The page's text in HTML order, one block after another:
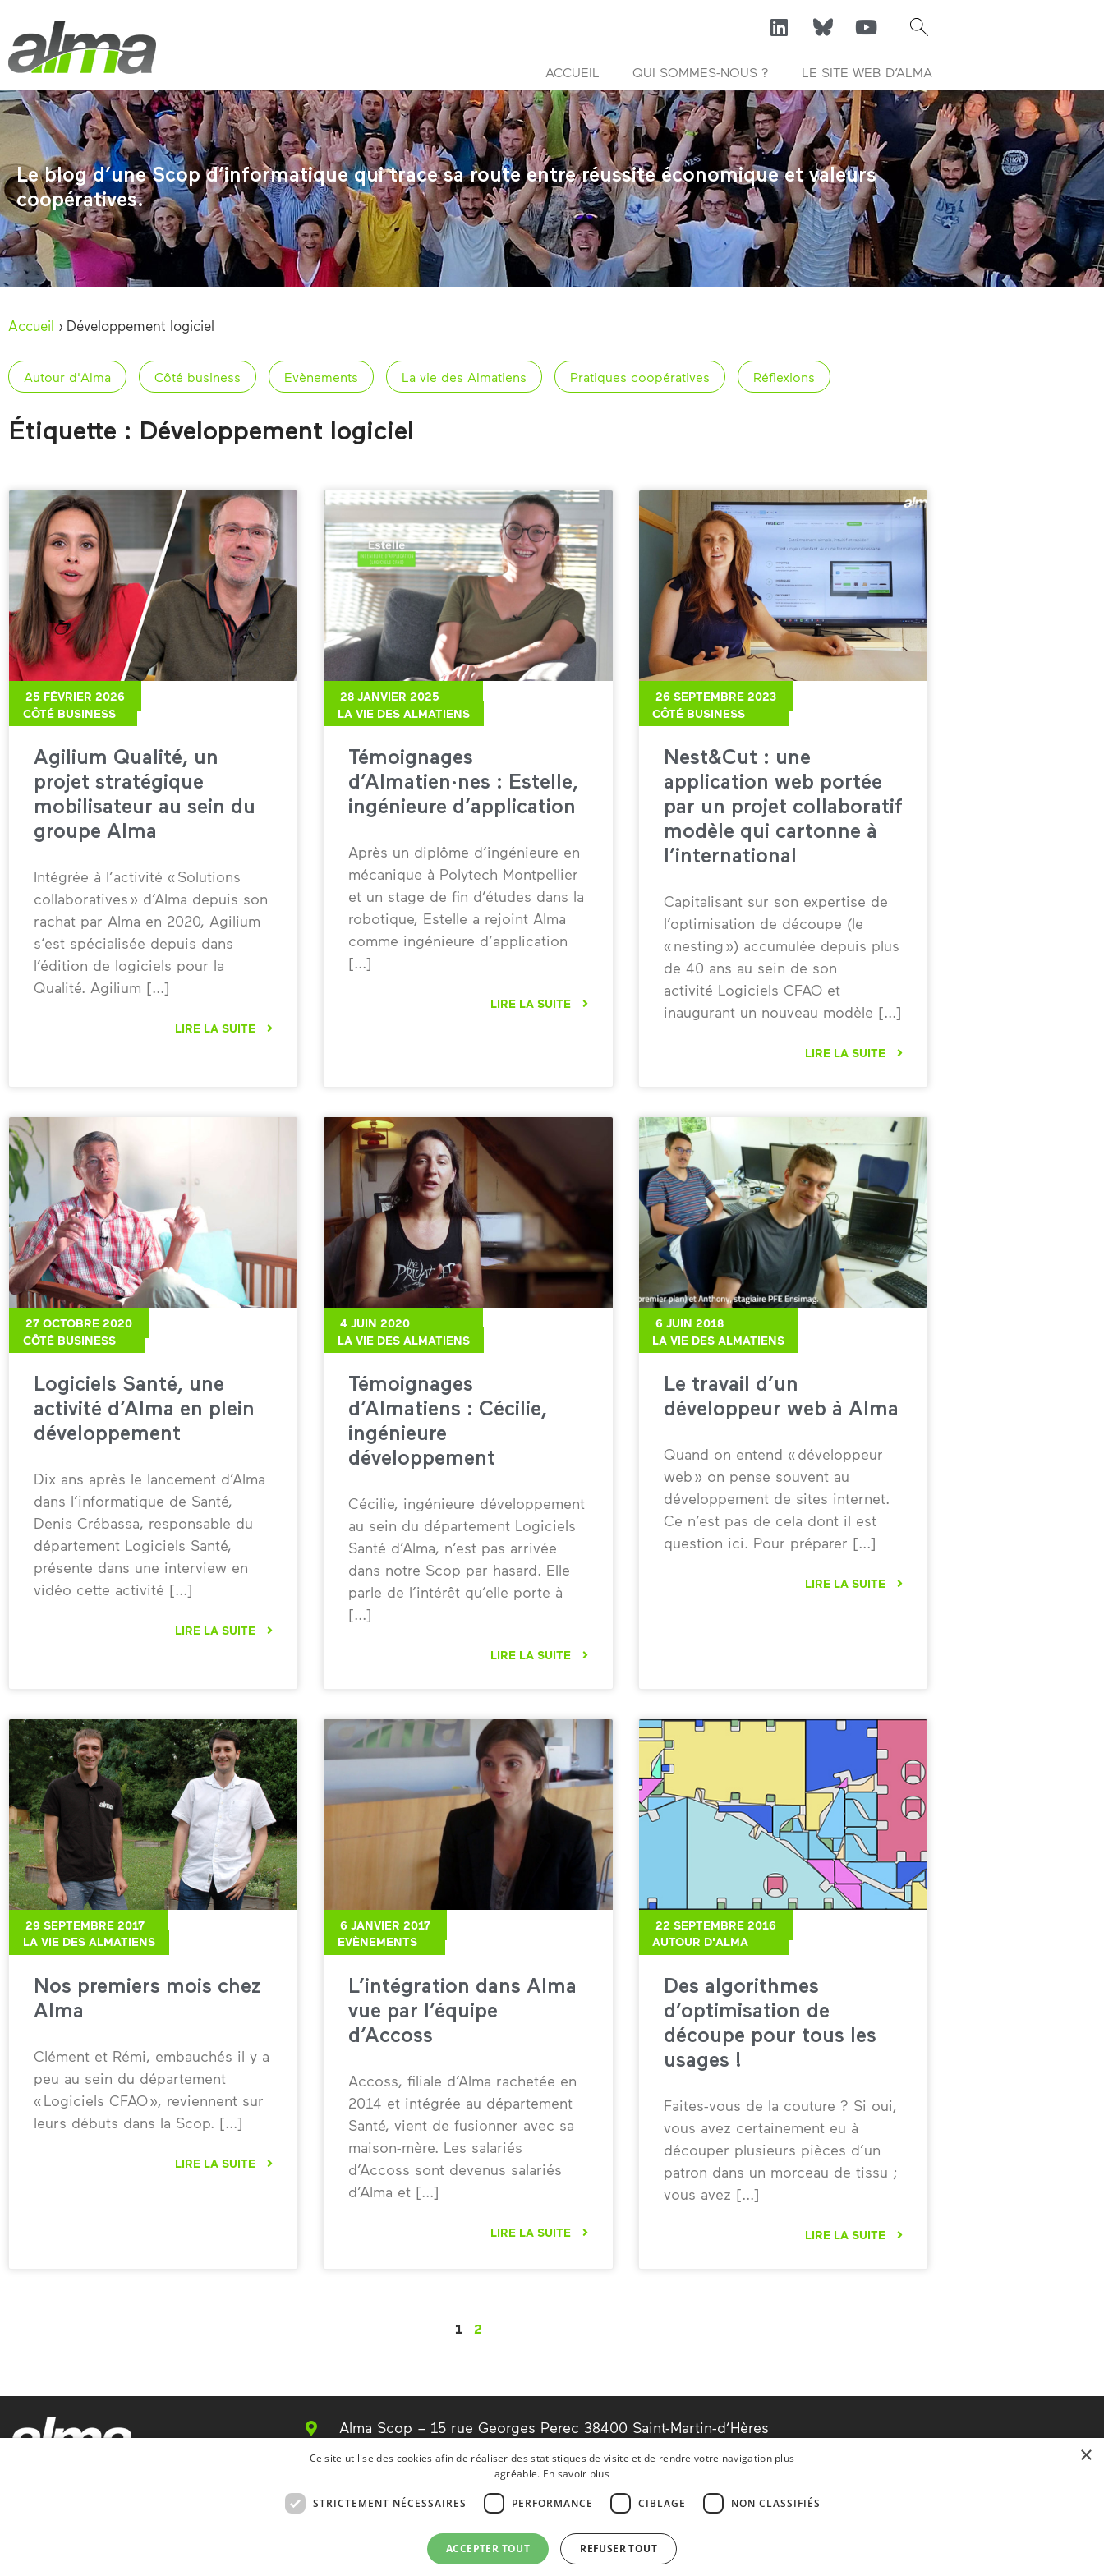
ACCUEIL QUI SOMMES-NOUS ? LE SITE WEB D’ALMA
Le blog d’une Scop d’informatique qui trace sa route entre réussite économique et valeurs
coopératives.
Accueil › Développement logiciel
Autour d'Alma Côté business Evènements La vie des Almatiens Pratiques coopératives Réflexions
Étiquette : Développement logiciel
CÔTÉ BUSINESS
Agilium Qualité, un
projet stratégique
mobilisateur au sein du
groupe Alma
Intégrée à l’activité « Solutions
collaboratives » d’Alma depuis son
rachat par Alma en 2020, Agilium
s’est spécialisée depuis dans
l’édition de logiciels pour la
Qualité. Agilium
LIRE LA SUITE
25 FÉVRIER 2026
LA VIE DES ALMATIENS
Témoignages
d’Almatien·nes : Estelle,
ingénieure d’application
Après un diplôme d’ingénieure en
mécanique à Polytech Montpellier
et un stage de fin d’études dans la
robotique, Estelle a rejoint Alma
comme ingénieure d’application
LIRE LA SUITE
28 JANVIER 2025
CÔTÉ BUSINESS
Nest&Cut : une
application web portée
par un projet collaboratif
modèle qui cartonne à
l’international
Capitalisant sur son expertise de
l’optimisation de découpe (le
« nesting ») accumulée depuis plus
de 40 ans au sein de son
activité Logiciels CFAO et
inaugurant un nouveau modèle
LIRE LA SUITE
26 SEPTEMBRE 2023
CÔTÉ BUSINESS
Logiciels Santé, une
activité d’Alma en plein
développement
Dix ans après le lancement d’Alma
dans l’informatique de Santé,
Denis Crébassa, responsable du
département Logiciels Santé,
présente dans une interview en
vidéo cette activité
LIRE LA SUITE
27 OCTOBRE 2020
LA VIE DES ALMATIENS
Témoignages
d’Almatiens : Cécilie,
ingénieure
développement
Cécilie, ingénieure développement
au sein du département Logiciels
Santé d’Alma, n’est pas arrivée
dans notre Scop par hasard. Elle
parle de l’intérêt qu’elle porte à
LIRE LA SUITE
4 JUIN 2020
LA VIE DES ALMATIENS
Le travail d’un
développeur web à Alma
Quand on entend « développeur
web » on pense souvent au
développement de sites internet.
Ce n’est pas de cela dont il est
question ici. Pour préparer
LIRE LA SUITE
6 JUIN 2018
LA VIE DES ALMATIENS
Nos premiers mois chez
Alma
Clément et Rémi, embauchés il y a
peu au sein du département
« Logiciels CFAO », reviennent sur
leurs débuts dans la Scop.
LIRE LA SUITE
29 SEPTEMBRE 2017
EVÈNEMENTS
L’intégration dans Alma
vue par l’équipe
d’Accoss
Accoss, filiale d’Alma rachetée en
2014 et intégrée au département
Santé, vient de fusionner avec sa
maison-mère. Les salariés
d’Accoss sont devenus salariés
d’Alma et
LIRE LA SUITE
6 JANVIER 2017
AUTOUR D'ALMA
Des algorithmes
d’optimisation de
découpe pour tous les
usages !
Faites-vous de la couture ? Si oui,
vous avez certainement eu à
découper plusieurs pièces d’un
patron dans un morceau de tissu ;
vous avez
LIRE LA SUITE
22 SEPTEMBRE 2016
1 2
Alma Scop – 15 rue Georges Perec 38400 Saint-Martin-d’Hères
+33 (0)4 76 63 76 00
info@alma.fr
×
Ce site utilise des cookies afin de réaliser des statistiques de visite et de rendre votre navigation plus
agréable. En savoir plus
STRICTEMENT NÉCESSAIRES PERFORMANCE CIBLAGE NON CLASSIFIÉS
ACCEPTER TOUT REFUSER TOUT